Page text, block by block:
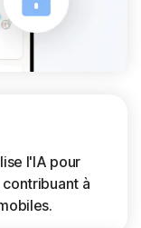
l'IA pour
à